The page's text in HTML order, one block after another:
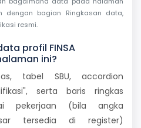
dengan bagian Ringkasan data,
resmi.
profil FINSA
ini?
tabel SBU, accordion
serta baris ringkas
pekerjaan (bila angka
tersedia di register)